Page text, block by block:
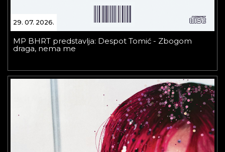
29. 07. 2026.
MP BHRT predstavlja: Despot Tomić - Zbogom
draga, nema me